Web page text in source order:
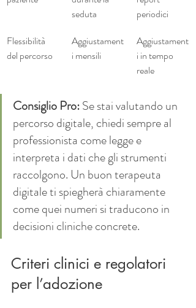
seduta
periodici
Flessibilità
del percorso
Aggiustament
i mensili
Aggiustament
i in tempo
reale
Consiglio Pro: Se stai valutando un
percorso digitale, chiedi sempre al
professionista come legge e
interpreta i dati che gli strumenti
raccolgono. Un buon terapeuta
digitale ti spiegherà chiaramente
come quei numeri si traducono in
decisioni cliniche concrete.
Criteri clinici e regolatori
per l’adozione